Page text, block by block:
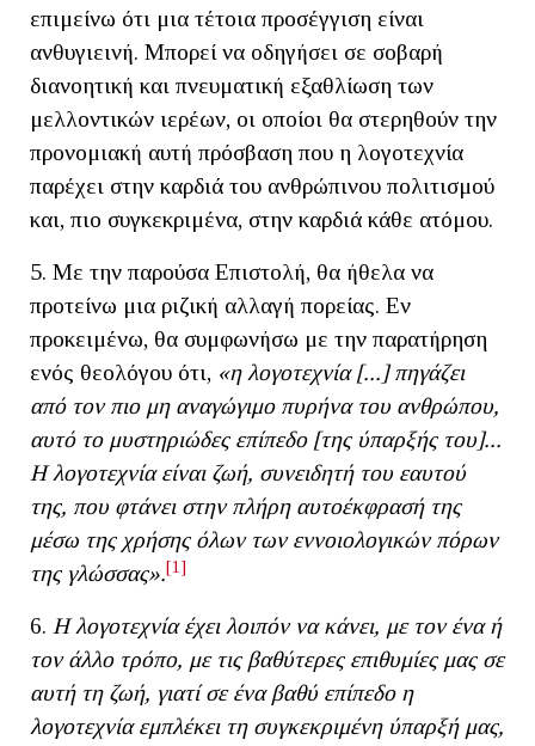
επιμείνω ότι μια τέτοια προσέγγιση είναι
ανθυγιεινή. Μπορεί να οδηγήσει σε σοβαρή
διανοητική και πνευματική εξαθλίωση των
μελλοντικών ιερέων, οι οποίοι θα στερηθούν την
προνομιακή αυτή πρόσβαση που η λογοτεχνία
παρέχει στην καρδιά του ανθρώπινου πολιτισμού
και, πιο συγκεκριμένα, στην καρδιά κάθε ατόμου.
5. Με την παρούσα Επιστολή, θα ήθελα να
προτείνω μια ριζική αλλαγή πορείας. Εν
προκειμένω, θα συμφωνήσω με την παρατήρηση
ενός θεολόγου ότι, «η λογοτεχνία [...] πηγάζει
από τον πιο μη αναγώγιμο πυρήνα του ανθρώπου,
αυτό το μυστηριώδες επίπεδο [της ύπαρξής του]...
Η λογοτεχνία είναι ζωή, συνειδητή του εαυτού
της, που φτάνει στην πλήρη αυτοέκφρασή της
μέσω της χρήσης όλων των εννοιολογικών πόρων
της γλώσσας».[1]
6. Η λογοτεχνία έχει λοιπόν να κάνει, με τον ένα ή
τον άλλο τρόπο, με τις βαθύτερες επιθυμίες μας σε
αυτή τη ζωή, γιατί σε ένα βαθύ επίπεδο η
λογοτεχνία εμπλέκει τη συγκεκριμένη ύπαρξή μας,